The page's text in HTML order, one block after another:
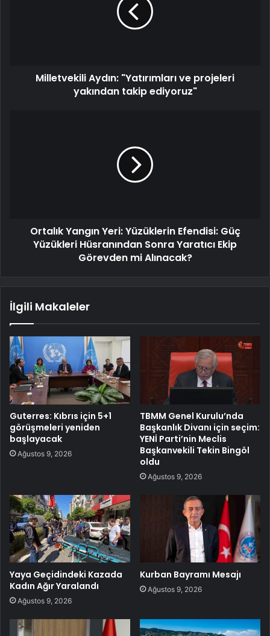
Milletvekili Aydın: "Yatırımları ve projeleri
yakından takip ediyoruz"
Ortalık Yangın Yeri: Yüzüklerin Efendisi: Güç
Yüzükleri Hüsranından Sonra Yaratıcı Ekip
Görevden mi Alınacak?
İlgili Makaleler
Guterres: Kıbrıs için 5+1
görüşmeleri yeniden
başlayacak
Ağustos 9, 2026
TBMM Genel Kurulu’nda
Başkanlık Divanı için seçim:
YENİ Parti’nin Meclis
Başkanvekili Tekin Bingöl
oldu
Ağustos 9, 2026
Yaya Geçidindeki Kazada
Kadın Ağır Yaralandı
Ağustos 9, 2026
Kurban Bayramı Mesajı
Ağustos 9, 2026